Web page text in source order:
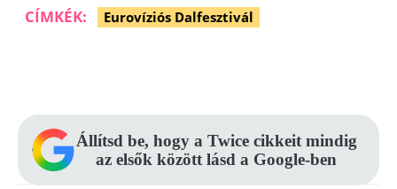
CÍMKÉK: Eurovíziós Dalfesztivál
Állítsd be, hogy a Twice cikkeit mindig
az elsők között lásd a Google-ben